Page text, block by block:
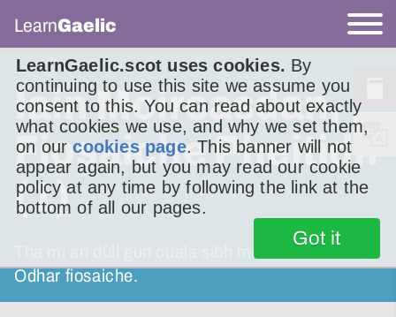
LearnGaelic.scot uses cookies. By
continuing to use this site we assume you
consent to this. You can read about exactly
what cookies we use, and why we set them,
on ourcookies page. This banner will not
appear again, but you may read our cookie
policy at any time by following the link at the
bottom of all our pages.
Got it
LearnGaelic
Iain Moireasdan,
Fiosaiche Pheitidh
(1)
Tha mi an dùil gun cuala sibh mu Choinneach
Odhar fiosaiche.